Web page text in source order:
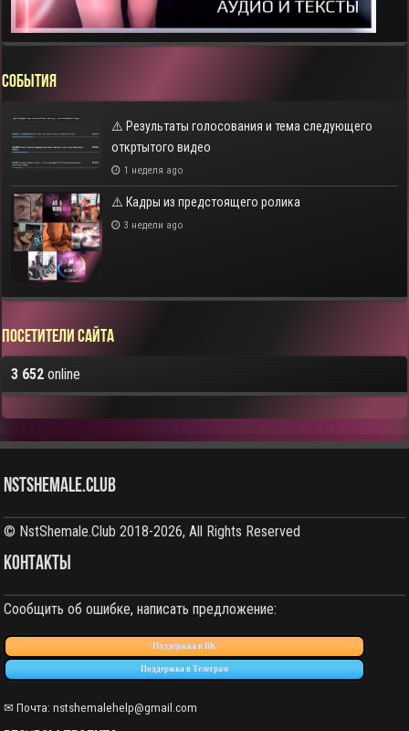
СОБЫТИЯ
⚠️ Результаты голосования и тема следующего
откртытого видео
1 неделя ago
⚠️ Кадры из предстоящего ролика
3 недели ago
Посетители сайта
3 652 online
NstShemale.Club
© NstShemale.Club 2018-2026, All Rights Reserved
КОНТАКТЫ
Сообщить об ошибке, написать предложение:
Поддержка в ВК
Поддержка в Телеграм
✉ Почта: nstshemalehelp@gmail.com